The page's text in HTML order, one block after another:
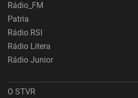
Rádio_FM
Patria
Rádio RSI
Rádio Litera
Rádio Junior
O STVR